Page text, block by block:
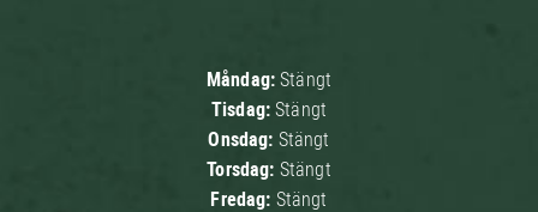
Måndag:Stängt
Tisdag:Stängt
Onsdag: Stängt
Torsdag: Stängt
Fredag: Stängt